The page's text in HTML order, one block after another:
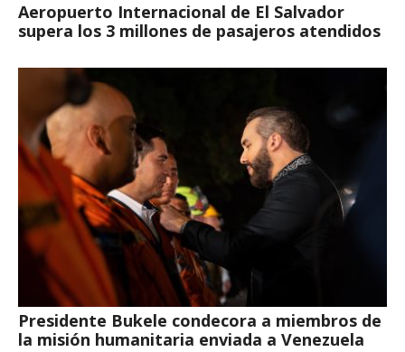
Aeropuerto Internacional de El Salvador
supera los 3 millones de pasajeros atendidos
Presidente Bukele condecora a miembros de
la misión humanitaria enviada a Venezuela